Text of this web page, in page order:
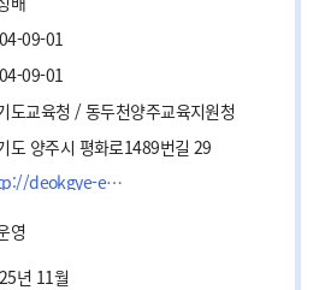
09-01
09-01
도교육청 / 동두천양주교육지원청
도 양주시 평화로1489번길 29
http://deokgye-es.e-wut.co.kr
영
년 11월